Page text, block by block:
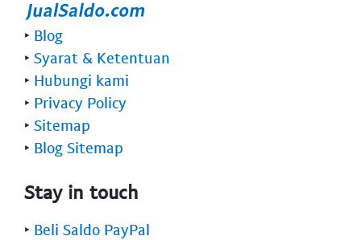
‣ Blog
‣ Syarat & Ketentuan
‣ Hubungi kami
‣ Privacy Policy
‣ Sitemap
‣ Blog Sitemap
Stay in touch
‣ Beli Saldo PayPal